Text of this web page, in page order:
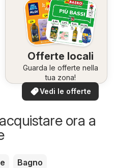
Offerte locali
Guarda le offerte nella
tua zona!
Vedi le offerte
ora a
Bagno